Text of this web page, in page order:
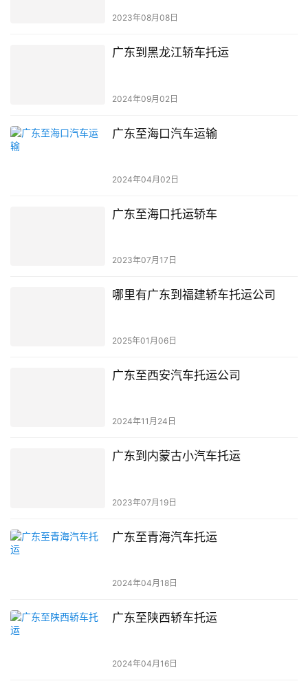
2023年08月08日
广东到黑龙江轿车托运
2024年09月02日
广东至海口汽车运输
2024年04月02日
广东至海口托运轿车
2023年07月17日
哪里有广东到福建轿车托运公司
2025年01月06日
广东至西安汽车托运公司
2024年11月24日
广东到内蒙古小汽车托运
2023年07月19日
广东至青海汽车托运
2024年04月18日
广东至陕西轿车托运
2024年04月16日